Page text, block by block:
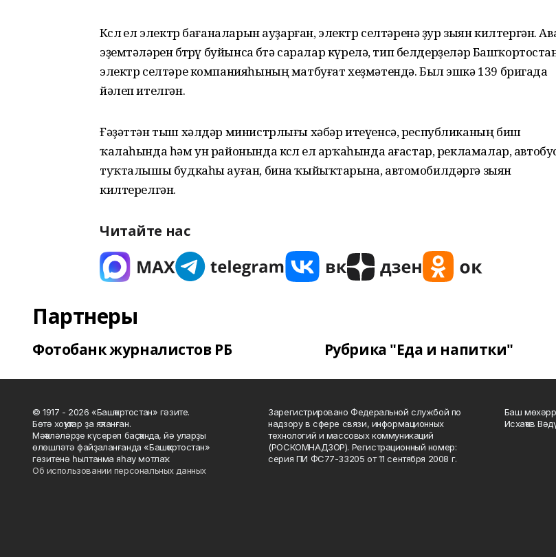
Көслө ел электр бағаналарын ауҙарған, электр селтәренә ҙур зыян килтергән.
эҙемтәләрен бөтөрөү буйынса бөтә саралар күрелә, тип белдерҙеләр
электр селтәре компанияһының матбуғат хеҙмәтендә. Был эшкә 139 бригада
йәлеп ителгән.
Ғәҙәттән тыш хәлдәр министрлығы хәбәр итеүенсә, республиканың биш
ҡалаһында һәм ун районында көслө ел арҡаһында ағастар, рекламалар,
туҡталышы будкаһы ауған, бина ҡыйыҡтарына, автомобилдәргә зыян
килтерелгән.
Читайте нас
Партнеры
Фотобанк журналистов РБ Рубрика "Еда и напитки"
© 1917 - 2026 «Башҡортостан» гәзите.
Бөтә хоҡуҡтар ҙа яҡланған.
Мәҡәләләрҙе күсереп баҫҡанда, йә уларҙы
өлөшләтә файҙаланғанда «Башҡортостан»
гәзитенә һылтанма яһау мотлаҡ.
Об использовании персональных данных
Зарегистрировано Федеральной службой по
надзору в сфере связи, информационных
технологий и массовых коммуникаций
(РОСКОМНАДЗОР). Регистрационный номер:
серия ПИ ФС77-33205 от 11 сентября 2008 г.
Баш
Исхаҡов